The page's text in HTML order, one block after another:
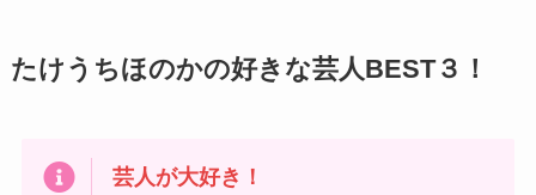
たけうちほのかの好きな芸人BEST３！
芸人が大好き！